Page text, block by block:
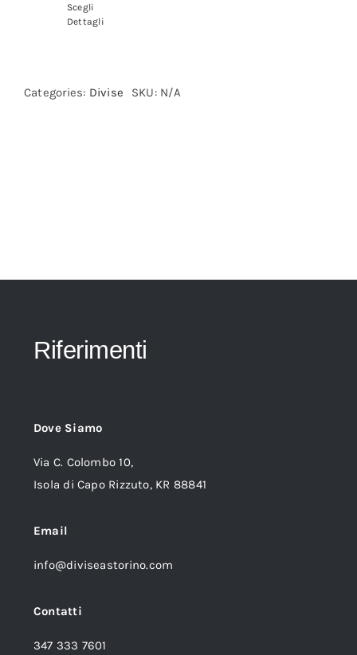
Scegli
Dettagli
Categories: Divise SKU: N/A
Riferimenti
Dove Siamo
Via C. Colombo 10,
Isola di Capo Rizzuto, KR 88841
Email
info@diviseastorino.com
Contatti
347 333 7601